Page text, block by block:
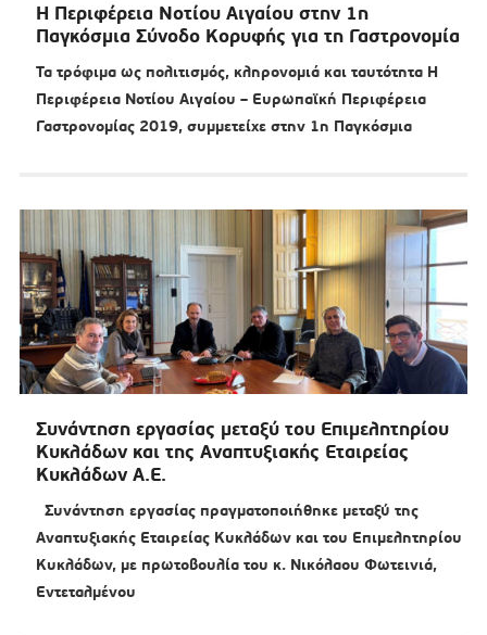
Η Περιφέρεια Νοτίου Αιγαίου στην 1η
Παγκόσμια Σύνοδο Κορυφής για τη Γαστρονομία
Τα τρόφιμα ως πολιτισμός, κληρονομιά και ταυτότητα Η
Περιφέρεια Νοτίου Αιγαίου – Ευρωπαϊκή Περιφέρεια
Γαστρονομίας 2019, συμμετείχε στην 1η Παγκόσμια
Συνάντηση εργασίας μεταξύ του Επιμελητηρίου
Κυκλάδων και της Αναπτυξιακής Εταιρείας
Κυκλάδων Α.Ε.
Συνάντηση εργασίας πραγματοποιήθηκε μεταξύ της
Αναπτυξιακής Εταιρείας Κυκλάδων και του Επιμελητηρίου
Κυκλάδων, με πρωτοβουλία του κ. Νικόλαου Φωτεινιά,
Εντεταλμένου